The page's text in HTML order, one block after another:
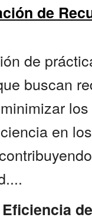
de
de
buscan
en